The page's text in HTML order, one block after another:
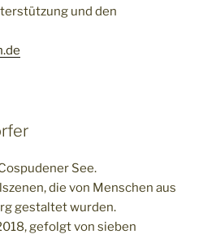
und den
See.
die von Menschen aus
gestaltet wurden.
gefolgt von sieben